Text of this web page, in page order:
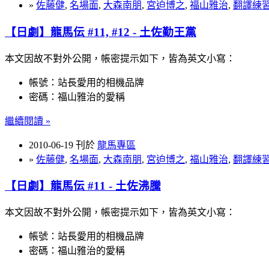
» 佐藤健, 名場面, 大森南朋, 宮迫博之, 福山雅治, 翻譯練
【日劇】龍馬伝 #11, #12 - 土佐勤王黨
本文因故不對外公開，帳密提示如下，皆為英文小寫：
帳號：站長愛用的相機品牌
密碼：福山雅治的愛稱
繼續閱讀 »
2010-06-19 刊於 龍馬專區
» 佐藤健, 名場面, 大森南朋, 宮迫博之, 福山雅治, 翻譯練
【日劇】龍馬伝 #11 - 土佐沸騰
本文因故不對外公開，帳密提示如下，皆為英文小寫：
帳號：站長愛用的相機品牌
密碼：福山雅治的愛稱